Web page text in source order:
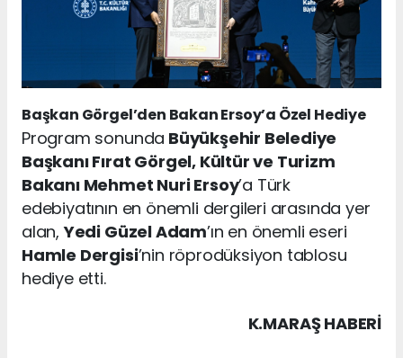
Başkan Görgel’den Bakan Ersoy’a Özel Hediye
Program sonunda Büyükşehir Belediye
Başkanı Fırat Görgel, Kültür ve Turizm
Bakanı Mehmet Nuri Ersoy’a Türk
edebiyatının en önemli dergileri arasında yer
alan,Yedi Güzel Adam’ın en önemli eseri
Hamle Dergisi’nin röprodüksiyon tablosu
hediye etti.
K.MARAŞ HABERİ